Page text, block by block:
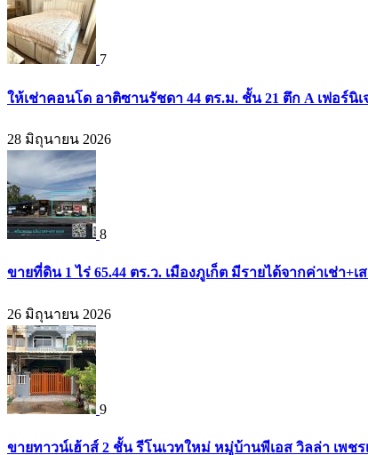
7
ให้เช่าคอนโด อาติซานรัชดา 44 ตร.ม. ชั้น 21 ตึก A เฟอร์นิเ
28 มิถุนายน 2026
8
ขายที่ดิน 1 ไร่ 65.44 ตร.ว. เมืองภูเก็ต มีรายได้จากค่าเช่า
26 มิถุนายน 2026
9
ขายทาวน์เฮ้าส์ 2 ชั้น รีโนเวทใหม่ หมู่บ้านพีเอส วิลล่า เพช